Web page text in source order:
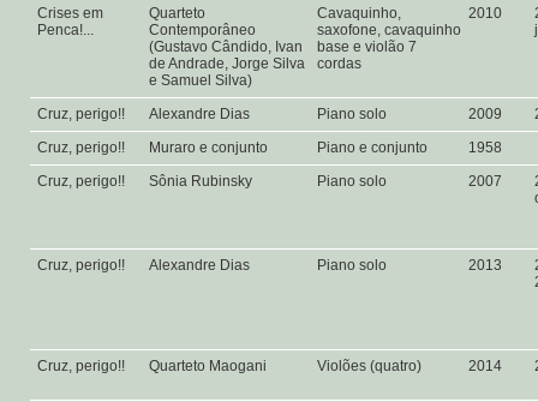
Crises em
Penca!...
Quarteto
Contemporâneo
(Gustavo Cândido, Ivan
de Andrade, Jorge Silva
e Samuel Silva)
Cavaquinho,
saxofone, cavaquinho
base e violão 7
cordas
2010
Cruz, perigo!! Alexandre Dias Piano solo 2009
Cruz, perigo!!
Muraro e conjunto Piano e conjunto
1958
Cruz, perigo!!
Sônia Rubinsky Piano solo 2007
Cruz, perigo!! Alexandre Dias Piano solo 2013
Cruz, perigo!! Quarteto Maogani Violões (quatro) 2014